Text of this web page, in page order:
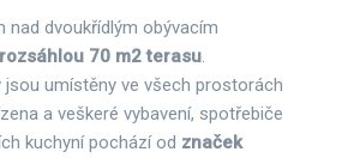
nad dvoukřídlým obývacím
rozsáhlou 70 m2 terasu.
umístěny ve všech prostorách
a veškeré vybavení, spotřebiče
kuchyní pochází od značek